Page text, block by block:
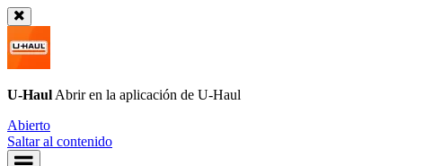
U-Haul Abrir en la aplicación de U-Haul
Abierto
Saltar al contenido